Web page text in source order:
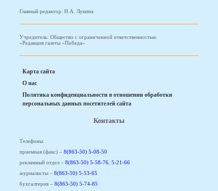
Главный редактор: Н.А. Лукина
Учредитель: Общество с ограниченной ответственностью
«Редакция газеты «Победа»
Карта сайта
О нас
Политика конфиденциальности в отношении обработки
персональных данных посетителей сайта
Контакты
Телефоны:
приемная (факс) – 8(863-50) 5-08-50
рекламный отдел – 8(863-50) 5-58-76, 5-21-66
журналисты – 8(863-50) 5-53-65
бухгалтерия – 8(863-50) 5-74-85